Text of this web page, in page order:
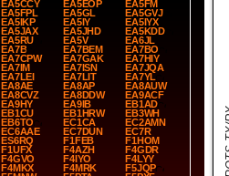
EA5CCY
EA5EOP
EA5FM
EA5FPL
EA5GL
EA5GVJ
EA5IKP
EA5IY
EA5IYX
EA5JAX
EA5JHD
EA5KDD
EA5RU
EA5V
EA6JL
EA7B
EA7BEM
EA7BO
EA7CPW
EA7GAK
EA7HIY
EA7IM
EA7ISN
EA7JQA
EA7LEI
EA7LIT
EA7YL
EA8AE
EA8AP
EA8AUW
EA8CVZ
EA8DDW
EA9ACF
EA9HY
EA9IB
EB1AD
EB1CU
EB1HRW
EB3WH
EB6TO
EC1CA
EC2AMN
EC6AAE
EC7DUN
EC7R
ES6RQ
F1FEB
F1HOM
F1UFX
F4AZH
F4GDR
F4GVO
F4IYO
F4LYY
F4MKX
F4MRK
F5JQP